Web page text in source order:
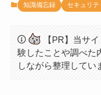
知識備忘録 セキュリテ
【PR】当サ
験したことや調べた
しながら整理してい